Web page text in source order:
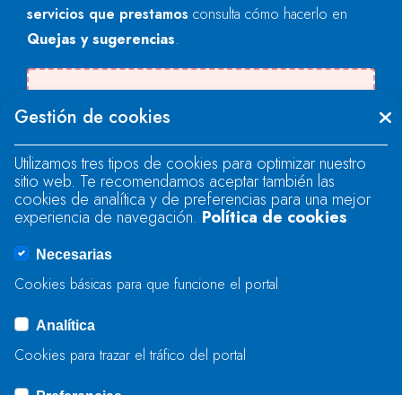
servicios que prestamos consulta cómo hacerlo en
Quejas y sugerencias.
"text".
Se produjo un error al cargar el campo
"text".
Se produjo un error al cargar el campo
ENVIAR
Gestión de cookies
Utilizamos tres tipos de cookies para optimizar nuestro
sitio web. Te recomendamos aceptar también las
cookies de analítica y de preferencias para una mejor
experiencia de navegación. Política de cookies
Necesarias
Cookies básicas para que funcione el portal
Analítica
Cookies para trazar el tráfico del portal